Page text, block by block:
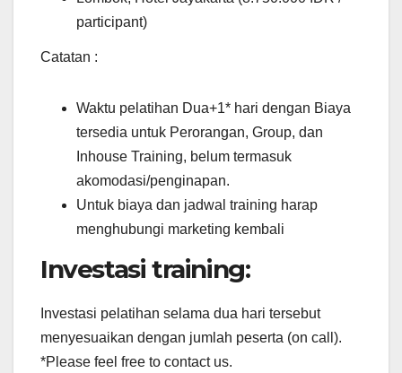
participant)
Catatan :
Waktu pelatihan Dua+1* hari dengan Biaya
tersedia untuk Perorangan, Group, dan
Inhouse Training, belum termasuk
akomodasi/penginapan.
Untuk biaya dan jadwal training harap
menghubungi marketing kembali
Investasi training:
Investasi pelatihan selama dua hari tersebut
menyesuaikan dengan jumlah peserta (on call).
*Please feel free to contact us.